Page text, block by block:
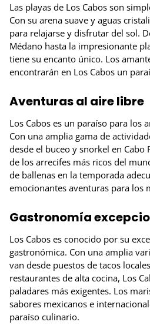
Las playas de Los Cabos son
Con su arena suave y aguas
para relajarse y disfrutar del sol.
Médano hasta la impresionante
tiene su encanto único. Los
encontrarán en Los Cabos un
Aventuras al aire libre
Los Cabos es un paraíso para los
Con una amplia gama de
desde el buceo y snorkel en
de los arrecifes más ricos del
de ballenas en la temporada
emocionantes aventuras para los
Gastronomía
Los Cabos es conocido por su
gastronómica. Con una amplia
van desde puestos de tacos
restaurantes de alta cocina, Los
paladares más exigentes. Los
sabores mexicanos e
paraíso culinario.